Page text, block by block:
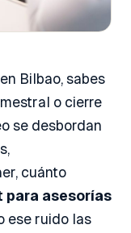
Bilbao, sabes
o cierre
se desbordan
cuánto
para asesorías
ese ruido las